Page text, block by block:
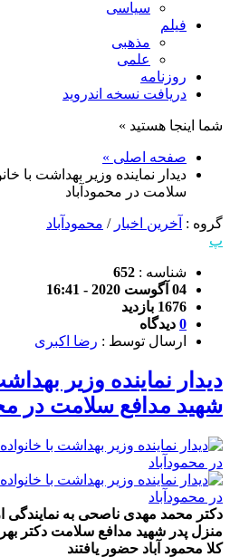
سیاسی
فیلم
مذهبی
علمی
روزنامه
دریافت نسخه اندروید
شما اینجا هستید »
صفحه اصلی »
دیدار نماینده وزیر بهداشت با
سلامت در محمودآباد
گروه : آخرین اخبار / محمودآباد
پ
شناسه : 652
04 آگوست 2020 - 16:41
1676 بازدید
0 دیدگاه
ارسال توسط : رضا اکبری
دیدار نماینده وزیر
شهید مدافع سلامت در
دکتر محمد مهدی ناصحی به نمایندگی
منزل پدر شهید مدافع سلامت دکتر
کلا محمود آباد حضور یافتند